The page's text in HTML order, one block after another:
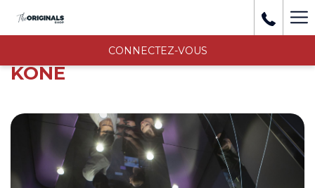
CONNECTEZ-VOUS
KONE